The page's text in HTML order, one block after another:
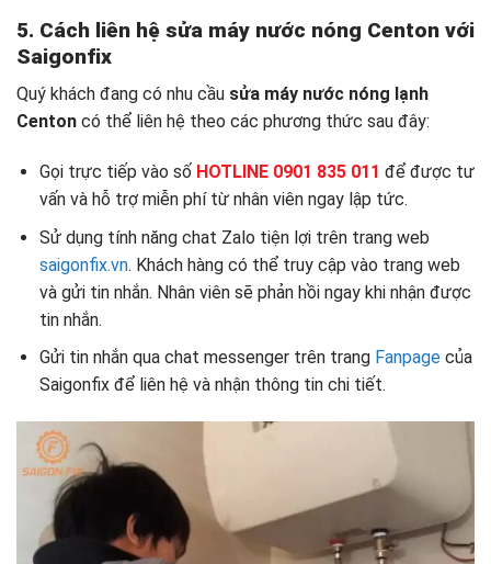
5. Cách liên hệ sửa máy nước nóng Centon với
Saigonfix
Quý khách đang có nhu cầu sửa máy nước nóng lạnh
Centon có thể liên hệ theo các phương thức sau đây:
Gọi trực tiếp vào số HOTLINE 0901 835 011 để được tư
vấn và hỗ trợ miễn phí từ nhân viên ngay lập tức.
Sử dụng tính năng chat Zalo tiện lợi trên trang web
saigonfix.vn. Khách hàng có thể truy cập vào trang web
và gửi tin nhắn. Nhân viên sẽ phản hồi ngay khi nhận được
tin nhắn.
Gửi tin nhắn qua chat messenger trên trang Fanpagecủa
Saigonfix để liên hệ và nhận thông tin chi tiết.